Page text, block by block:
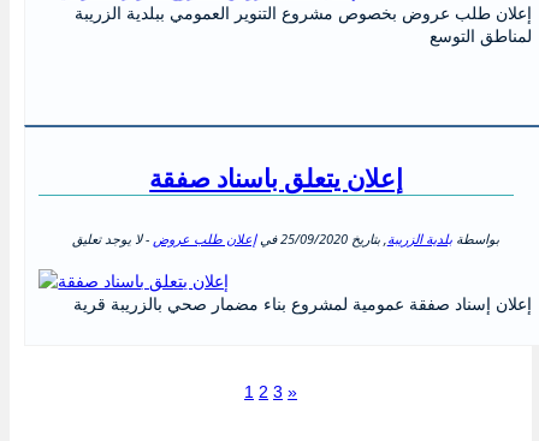
إعلان طلب عروض بخصوص مشروع التنوير العمومي ببلدية الزريبة
لمناطق التوسع
إعلان يتعلق باسناد صفقة
بواسطةبلدية الزريبة , بتاريخ25/09/2020فيإعلان طلب عروض - لا يوجد تعليق
إعلان إسناد صفقة عمومية لمشروع بناء مضمار صحي بالزريبة قرية
1 2 3 »